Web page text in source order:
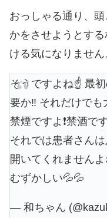
おっしゃる通り、
かをさせようとす
ける気になりません
そうですよね☝️ 最
要か‼️ それだけで
禁煙ですよ❗️禁酒で
それでは患者さん
開いてくれません
むずかしい💦💦
— 和ちゃん